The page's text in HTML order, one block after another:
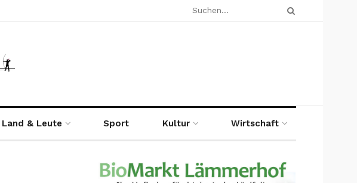
Land & Leute Sport Kultur Wirtschaft